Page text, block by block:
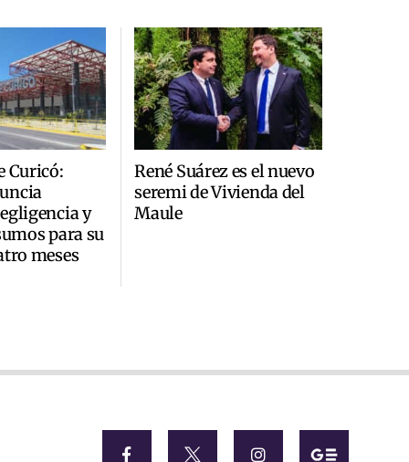
Curicó:
y
para su
meses
René Suárez es el nuevo
seremi de Vivienda del
Maule